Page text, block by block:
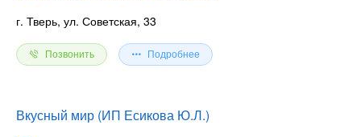
г. Тверь, ул. Советская, 33
Позвонить Подробнее
Вкусный мир (ИП Есикова Ю.Л.)